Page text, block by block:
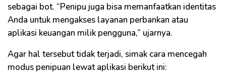
sebagai bot. “Penipu juga bisa memanfaatkan identitas
Anda untuk mengakses layanan perbankan atau
aplikasi keuangan milik pengguna,” ujarnya.
Agar hal tersebut tidak terjadi, simak cara mencegah
modus penipuan lewat aplikasi berikut ini: